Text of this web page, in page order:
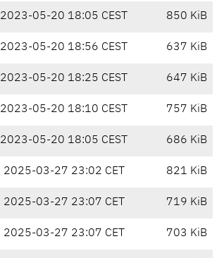
2023-05-20 18:05 CEST 850 KiB
2023-05-20 18:56 CEST 637 KiB
2023-05-20 18:25 CEST 647 KiB
2023-05-20 18:10 CEST 757 KiB
2023-05-20 18:05 CEST 686 KiB
2025-03-27 23:02 CET 821 KiB
2025-03-27 23:07 CET 719 KiB
2025-03-27 23:07 CET 703 KiB